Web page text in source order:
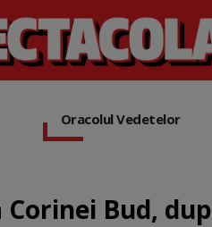
Oracolul Vedetelor
Bud,